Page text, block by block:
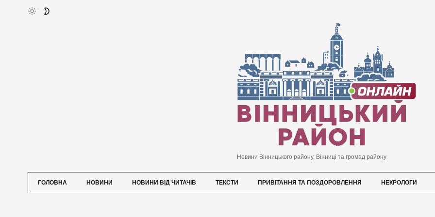
Новини Вінницького району, Вінниці та громад району
ГОЛОВНА НОВИНИ НОВИНИ ВІД ЧИТАЧІВ ТЕКСТИ ПРИВІТАННЯ ТА ПОЗДОРОВЛЕННЯ НЕКРОЛОГИ